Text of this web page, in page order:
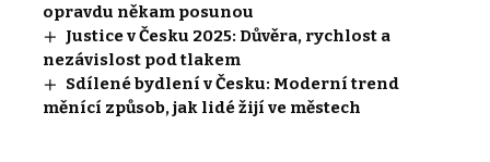
opravdu někam posunou
Justice v Česku 2025: Důvěra, rychlost a
nezávislost pod tlakem
Sdílené bydlení v Česku: Moderní trend
měnící způsob, jak lidé žijí ve městech